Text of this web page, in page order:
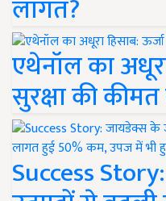
लागत?
एथेनॉल का
सुरक्षा की
Success